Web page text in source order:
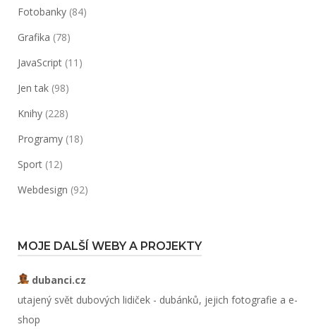
Fotobanky (84)
Grafika (78)
JavaScript (11)
Jen tak (98)
Knihy (228)
Programy (18)
Sport (12)
Webdesign (92)
MOJE DALŠÍ WEBY A PROJEKTY
dubanci.cz
utajený svět dubových lidiček - dubánků, jejich fotografie a e-
shop